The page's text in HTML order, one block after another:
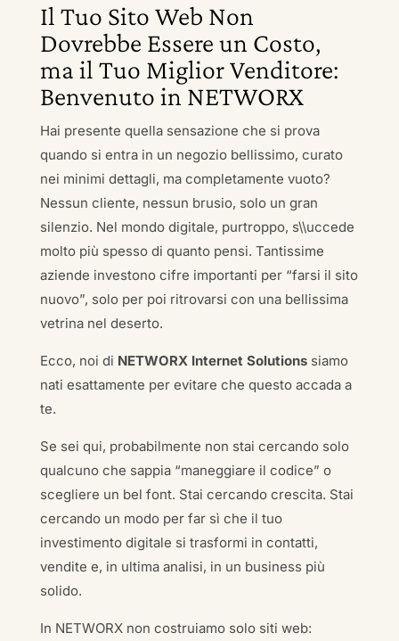
Il Tuo Sito Web Non
Dovrebbe Essere un Costo,
ma il Tuo Miglior Venditore:
Benvenuto in NETWORX
Hai presente quella sensazione che si prova
quando si entra in un negozio bellissimo, curato
nei minimi dettagli, ma completamente vuoto?
Nessun cliente, nessun brusio, solo un gran
silenzio. Nel mondo digitale, purtroppo, s\\uccede
molto più spesso di quanto pensi. Tantissime
aziende investono cifre importanti per “farsi il sito
nuovo”, solo per poi ritrovarsi con una bellissima
vetrina nel deserto.
Ecco, noi di NETWORX Internet Solutionssiamo
nati esattamente per evitare che questo accada a
te.
Se sei qui, probabilmente non stai cercando solo
qualcuno che sappia “maneggiare il codice” o
scegliere un bel font. Stai cercando crescita. Stai
cercando un modo per far sì che il tuo
investimento digitale si trasformi in contatti,
vendite e, in ultima analisi, in un business più
solido.
In NETWORX non costruiamo solo siti web: